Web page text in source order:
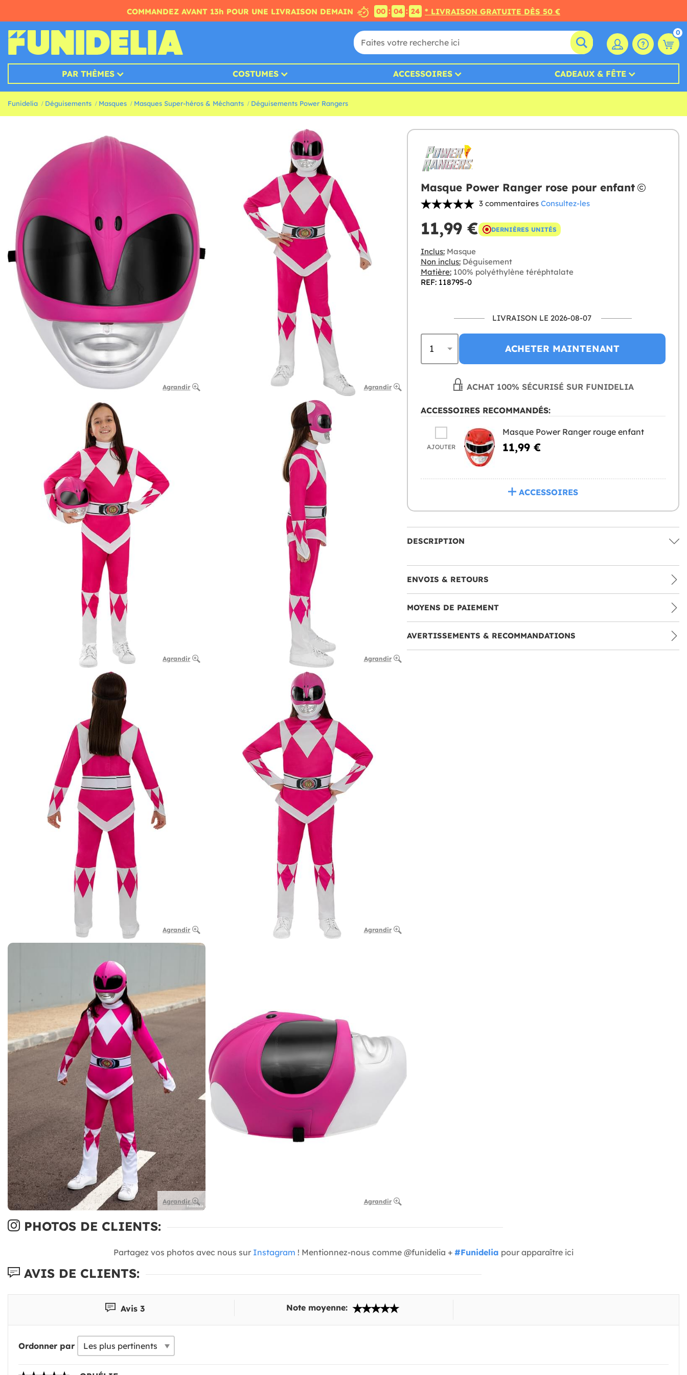
COMMANDEZ AVANT 13h POUR UNE LIVRAISON DEMAIN 00 : 04 : 22 * LIVRAISON GRATUITE DÈS 50 €
0
PAR THÈMES COSTUMES ACCESSOIRES CADEAUX & FÊTE
Funidelia Déguisements Masques Masques Super-héros & Méchants Déguisements Power Rangers
Agrandir Agrandir
Agrandir Agrandir
Agrandir Agrandir
Agrandir Agrandir
Masque Power Ranger rose pour enfant
3 commentaires Consultez-les
11,99 € DERNIÈRES UNITÉS
Inclus:Masque
Non inclus:Déguisement
Matière:100% polyéthylène téréphtalate
REF: 118795-0
LIVRAISON LE 2026-08-07
ACHETER MAINTENANT
ACHAT 100% SÉCURISÉ SUR FUNIDELIA
ACCESSOIRES RECOMMANDÉS:
AJOUTER
Masque Power Ranger rouge enfant
11,99 €
ACCESSOIRES
DESCRIPTION
ENVOIS & RETOURS
MOYENS DE PAIEMENT
AVERTISSEMENTS & RECOMMANDATIONS
PHOTOS DE CLIENTS:
Partagez vos photos avec nous sur Instagram ! Mentionnez-nous comme @funidelia + #Funidelia pour apparaître ici
AVIS DE CLIENTS:
Avis 3 Note moyenne:
Ordonner par